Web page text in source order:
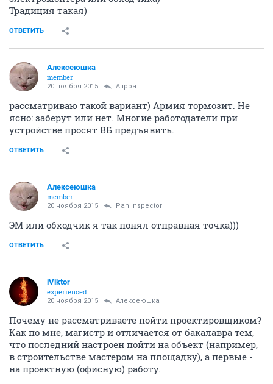
Традиция такая)
ОТВЕТИТЬ
Алексеюшка
member
20 ноября 2015 Alippa
рассматриваю такой вариант) Армия тормозит. Не
ясно: заберут или нет. Многие работодатели при
устройстве просят ВБ предъявить.
ОТВЕТИТЬ
Алексеюшка
member
20 ноября 2015 Pan Inspector
ЭМ или обходчик я так понял отправная точка)))
ОТВЕТИТЬ
iViktor
experienced
20 ноября 2015 Алексеюшка
Почему не рассматриваете пойти проектировщиком?
Как по мне, магистр и отличается от бакалавра тем,
что последний настроен пойти на объект (например,
в строительстве мастером на площадку), а первые -
на проектную (офисную) работу.